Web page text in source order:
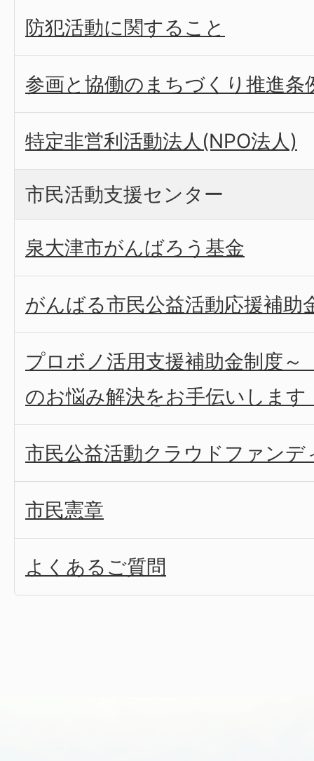
防犯活動に関すること
参画と協働のまちづくり推進条
特定非営利活動法人(NPO法人)
市民活動支援センター
泉大津市がんばろう基金
がんばる市民公益活動応援補助
プロボノ活用支援補助金制度～
のお悩み解決をお手伝いします
市民公益活動クラウドファンデ
市民憲章
よくあるご質問